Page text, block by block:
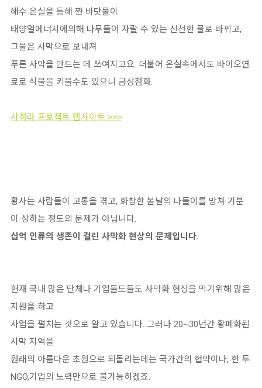
해수 온실을 통해 짠 바닷물이
태양열에너지에의해 나무들이 자랄 수 있는 신선한 물로 바뀌고,
그물은 사막으로 보내져
푸른 사막을 만드는 데 쓰여지고요. 더불어 온실속에서도 바이오연
료로 식물을 키울수도 있으니 금상첨화.
사하라 프로젝트 웹사이트 >>>
황사는 사람들이 고통을 겪고, 화창한 봄날의 나들이를 망쳐 기분
이 상하는 정도의 문제가 아닙니다.
십억 인류의 생존이 걸린 사막화 현상의 문제입니다.
현재 국내 많은 단체나 기업들도들도 사막화 현상을 막기위해 많은
지원을 하고
사업을 펼치는 것으로 알고 있습니다. 그러나 20~30년간 황폐화된
사막 지역을
원래의 아름다운 초원으로 되돌리는데는 국가간의 협약이나, 한 두
NGO,기업의 노력만으로 불가능하겠죠.